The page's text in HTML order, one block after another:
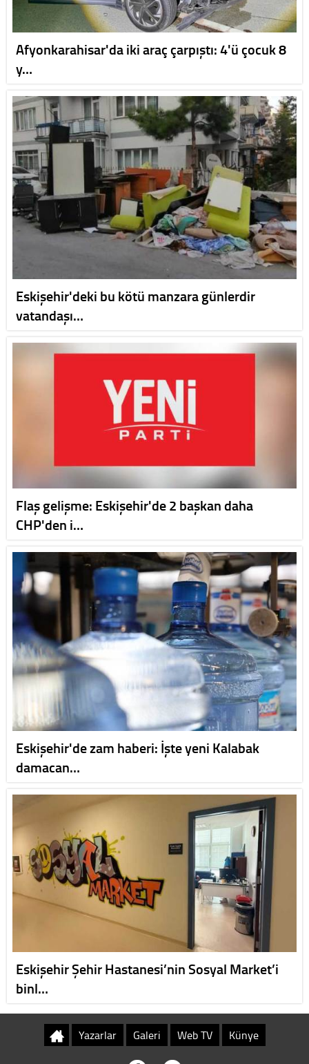
Afyonkarahisar'da iki araç çarpıştı: 4'ü çocuk 8
y…
Eskişehir'deki bu kötü manzara günlerdir
vatandaşı…
Flaş gelişme: Eskişehir'de 2 başkan daha
CHP'den i…
Eskişehir'de zam haberi: İşte yeni Kalabak
damacan…
Eskişehir Şehir Hastanesi’nin Sosyal Market’i
binl…
Yazarlar Galeri Web TV Künye